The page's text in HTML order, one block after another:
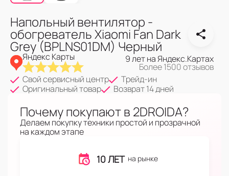
Напольный вентилятор -
обогреватель Xiaomi Fan Dark
Grey (BPLNS01DM) Черный
Яндекс Карты 9 лет на Яндекс.Картах
Более 1500 отзывов
Свой сервисный центр
Трейд-ин
Оригинальный товар
Возврат 14 дней
Почему покупают в 2DROIDA?
Делаем покупку техники простой и прозрачной
на каждом этапе
10 ЛЕТ на рынке